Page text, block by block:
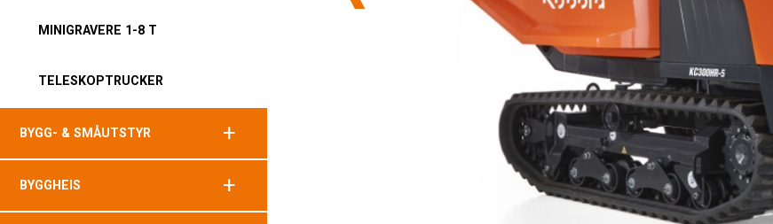
MINIGRAVERE 1-8 T
TELESKOPTRUCKER
BYGG- & SMÅUTSTYR +
BYGGHEIS +